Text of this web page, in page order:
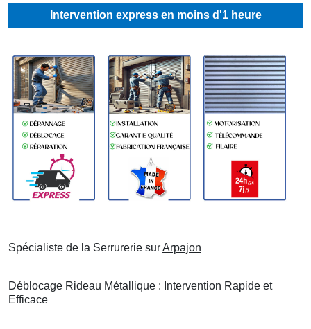
Intervention express en moins d'1 heure
Spécialiste de la Serrurerie surArpajon
Déblocage Rideau Métallique : Intervention Rapide et
Efficace